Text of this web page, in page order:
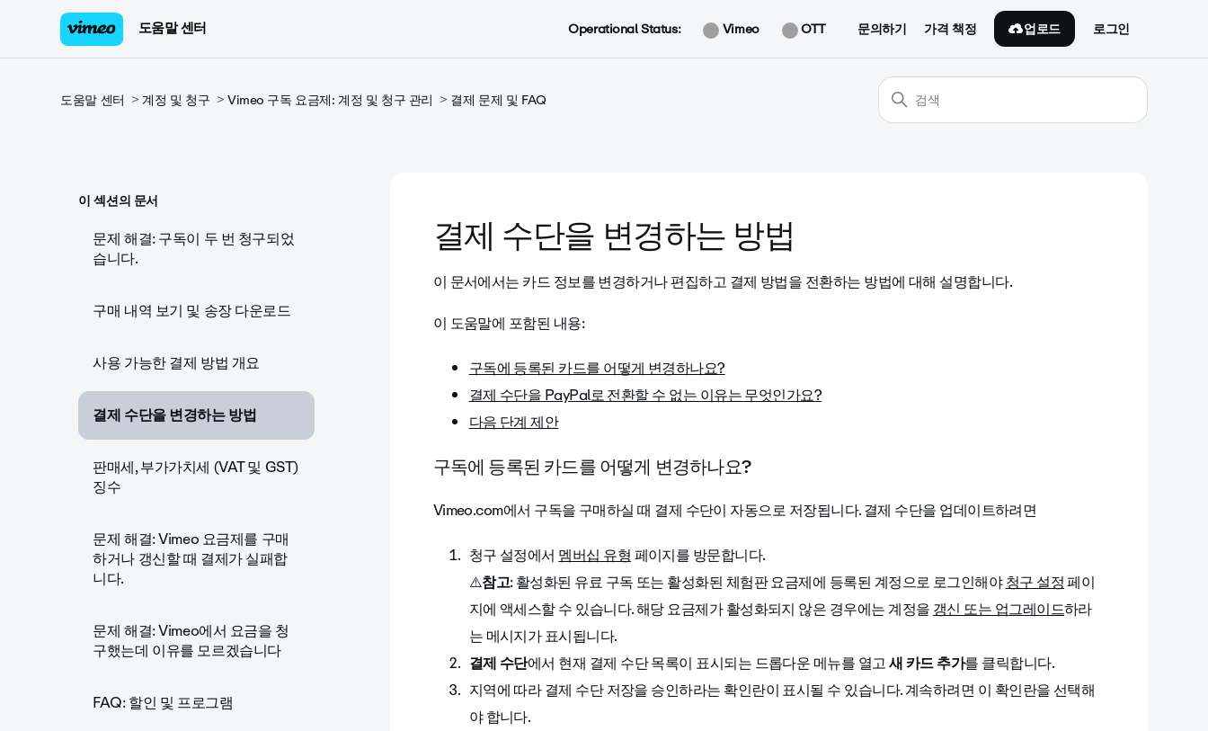
도움말 센터 Operational Status: Vimeo OTT 문의하기 가격 책정 업로드 로그인
도움말 센터 계정 및 청구 Vimeo 구독 요금제: 계정 및 청구 관리 결제 문제 및 FAQ
이 섹션의 문서
문제 해결: 구독이 두 번 청구되었
습니다.
구매 내역 보기 및 송장 다운로드
사용 가능한 결제 방법 개요
결제 수단을 변경하는 방법
판매세, 부가가치세 (VAT 및 GST)
징수
문제 해결: Vimeo 요금제를 구매
하거나 갱신할 때 결제가 실패합
니다.
문제 해결: Vimeo에서 요금을 청
구했는데 이유를 모르겠습니다
FAQ: 할인 및 프로그램
결제 수단을 변경하는 방법
이 문서에서는 카드 정보를 변경하거나 편집하고 결제 방법을 전환하는 방법에 대해 설명합니다.
이 도움말에 포함된 내용:
구독에 등록된 카드를 어떻게 변경하나요?
결제 수단을 PayPal로 전환할 수 없는 이유는 무엇인가요?
다음 단계 제안
구독에 등록된 카드를 어떻게 변경하나요?
Vimeo.com에서 구독을 구매하실 때 결제 수단이 자동으로 저장됩니다. 결제 수단을 업데이트하려면
청구 설정에서멤버십 유형페이지를 방문합니다.
⚠️참고:활성화된 유료 구독 또는 활성화된 체험판 요금제에 등록된 계정으로 로그인해야청구 설정페이
지에 액세스할 수 있습니다. 해당 요금제가 활성화되지 않은 경우에는 계정을갱신 또는 업그레이드하라
는 메시지가 표시됩니다.
결제 수단에서 현재 결제 수단 목록이 표시되는 드롭다운 메뉴를 열고새 카드 추가를 클릭합니다.
지역에 따라 결제 수단 저장을 승인하라는 확인란이 표시될 수 있습니다. 계속하려면 이 확인란을 선택해
야 합니다.